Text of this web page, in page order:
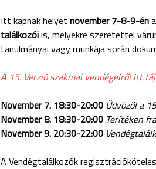
Itt kapnak helyet november 7-8-9-én
találkozóiis, melyekre szeretettel
tanulmányai vagy munkája során
A 15. Verzió szakmai vendégeiről itt
November 7. 18:30-20:00 Üdvözöl a
November 8. 18:30-20:00 Terítéken
November 9. 20:30-22:00
A Vendégtalálkozók